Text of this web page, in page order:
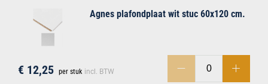
Agnes plafondplaat wit stuc 60x120 cm.
€ 12,25 per stuk incl. BTW